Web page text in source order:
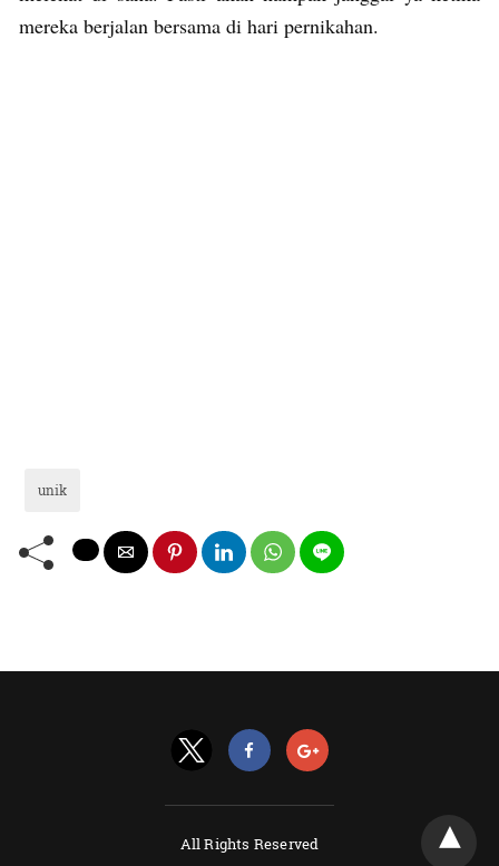
mereka berjalan bersama di hari pernikahan.
unik
All Rights Reserved